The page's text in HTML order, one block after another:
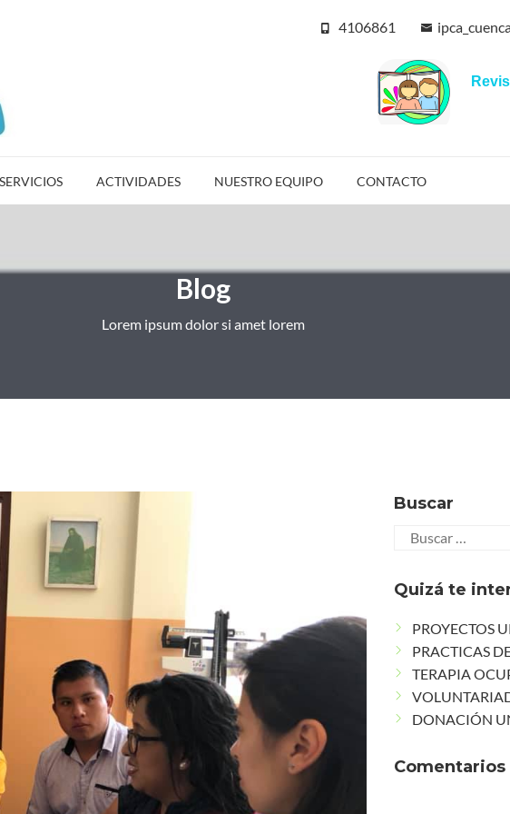
4106861
SERVICIOS ACTIVIDADES NUESTRO EQUIPO CONTACTO
Blog
Lorem ipsum dolor si amet lorem
Buscar
Quizá te
PROYECTOS
PRACTICAS
TERAPIA
DONACIÓN